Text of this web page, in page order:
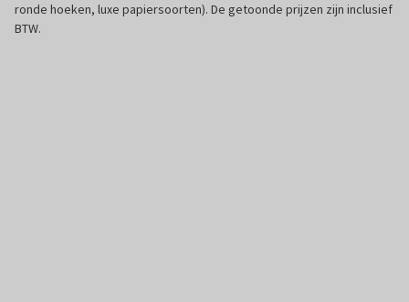
ronde hoeken, luxe papiersoorten). De getoonde prijzen zijn inclusief
BTW.